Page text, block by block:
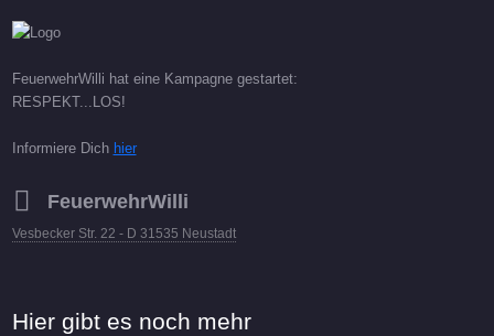
FeuerwehrWilli hat eine Kampagne gestartet:
RESPEKT...LOS!
Informiere Dich hier
FeuerwehrWilli
Vesbecker Str. 22 - D 31535 Neustadt
Hier gibt es noch mehr